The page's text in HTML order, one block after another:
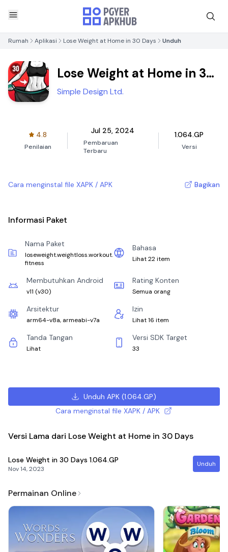
Rumah Aplikasi Lose Weight at Home in 30 Days Unduh
Lose Weight at Home in 30
Days
Simple Design Ltd.
4.8
Penilaian
Jul 25, 2024
Pembaruan
Terbaru
1.064.GP
Versi
Cara menginstal file XAPK / APK Bagikan
Informasi Paket
Nama Paket
loseweight.weightloss.workout.
fitness
Bahasa
Lihat 22 item
Membutuhkan Android
v11 (v30)
Rating Konten
Semua orang
Arsitektur
arm64-v8a, armeabi-v7a
Izin
Lihat 16 item
Tanda Tangan
Lihat
Versi SDK Target
33
Unduh APK (1.064.GP)
Cara menginstal file XAPK / APK
Versi Lama dari Lose Weight at Home in 30 Days
Lose Weight in 30 Days 1.064.GP
Nov 14, 2023
Unduh
Permainan Online